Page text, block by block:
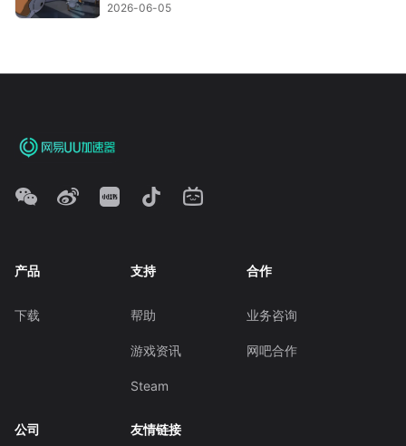
2026-06-05
产品
下载
支持
帮助
游戏资讯
Steam
合作
业务咨询
网吧合作
公司 友情链接